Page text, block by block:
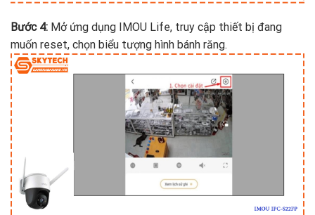
Bước 4: Mở ứng dụng IMOU Life, truy cập thiết bị đang
muốn reset, chọn biểu tượng hình bánh răng.